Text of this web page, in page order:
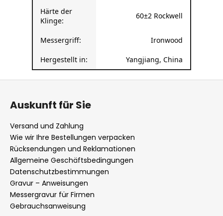
Härte der
Klinge:
60±2 Rockwell
Messergriff: Ironwood
Hergestellt in: Yangjiang, China
F
Auskunft für Sie
Versand und Zahlung
Wie wir Ihre Bestellungen verpacken
Rücksendungen und Reklamationen
Allgemeine Geschäftsbedingungen
Datenschutzbestimmungen
Gravur – Anweisungen
Messergravur für Firmen
Gebrauchsanweisung